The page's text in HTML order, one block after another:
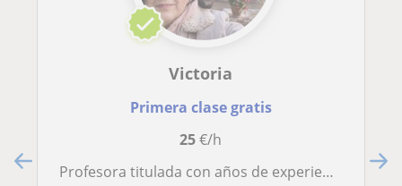
Victoria
Primera clase gratis
25€/h
Profesora titulada con años de experiencia, especialidad en Pedagogía Terapéutica, Primaria. Formación en MINDFULNESS